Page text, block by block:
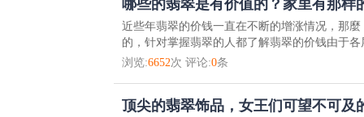
哪些的翡翠是有价值的？家里有那样
近些年翡翠的价钱一直在不断的增涨情况，那
的，针对掌握翡翠的人都了解翡翠的价钱由于
浏览:6652次 评论:0条
顶尖的翡翠饰品，女王们可望不可及